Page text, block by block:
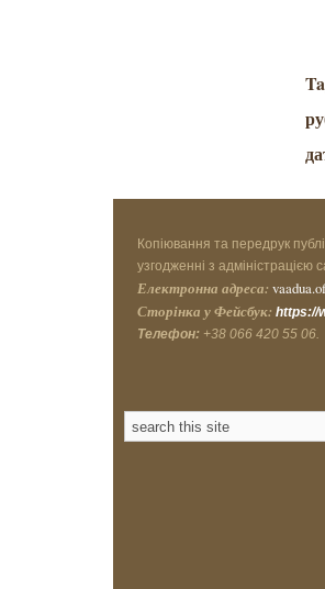
Копіювання та передрук
узгодженні з адміністрацією
Електронна адреса:
Сторінка у Фейсбук: https://
Телефон: +38 066 420 55 06.